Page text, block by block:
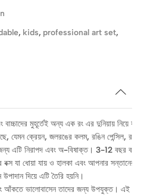
, kids, professional art set,
মুহূর্তেই অন্য এক রং এর দুনিয়ায় নিয়ে
যেমন ক্রেয়ন, জলরঙের কলম, রঙিন পেন্সিল,
জন্য এটি নিরাপদ এবং অ-বিষাক্ত। 3-12 বছর
যা ধোয়া যায় ও হালকা এবং আপনার সন্তানের
আঁকতে ভালোবাসেন তাদের জন্য উপযুক্ত। এই